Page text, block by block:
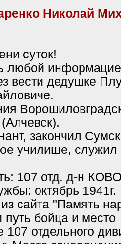
Николай
суток!
любой
вести дедушке
закончил
училище, служил
107 отд. д-н
октябрь 1941г.
сайта "Память
путь бойца и место
107 отдельного